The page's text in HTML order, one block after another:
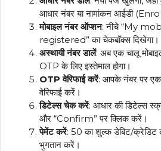
आधार नंबर या नामांकन आईडी
मोबाइल नंबर ऑप्शन: नीचे “My
registered” का चेकबॉक्स
अस्थायी नंबर डालें: अब एक चालू
OTP के लिए इस्तेमाल होगा।
OTP वेरिफाई करें: आपके नंबर पर
वेरिफाई करें।
डिटेल्स चेक करें: आधार की डिटेल्स
और “Confirm” पर क्लिक करें।
पेमेंट करें: ₹50 का शुल्क डेबिट/क्रेडिट
भुगतान करें।